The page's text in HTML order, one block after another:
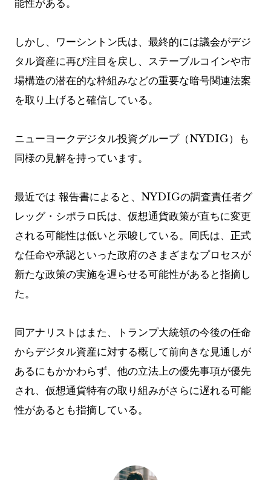
能性がある。
しかし、ワーシントン氏は、最終的には議会がデジ
タル資産に再び注目を戻し、ステーブルコインや市
場構造の潜在的な枠組みなどの重要な暗号関連法案
を取り上げると確信している。
ニューヨークデジタル投資グループ（NYDIG）も
同様の見解を持っています。
最近では 報告書によると、NYDIGの調査責任者グ
レッグ・シポラロ氏は、仮想通貨政策が直ちに変更
される可能性は低いと示唆している。同氏は、正式
な任命や承認といった政府のさまざまなプロセスが
新たな政策の実施を遅らせる可能性があると指摘し
た。
同アナリストはまた、トランプ大統領の今後の任命
からデジタル資産に対する概して前向きな見通しが
あるにもかかわらず、他の立法上の優先事項が優先
され、仮想通貨特有の取り組みがさらに遅れる可能
性があるとも指摘している。